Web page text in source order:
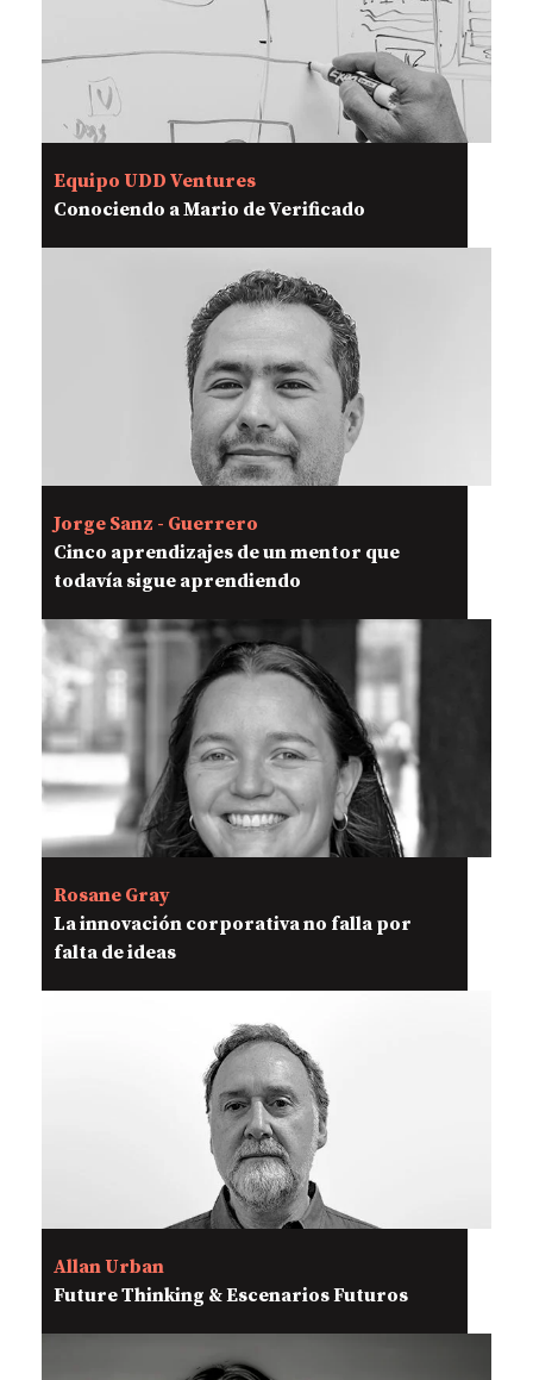
Equipo UDD Ventures
Conociendo a Mario de Verificado
Jorge Sanz - Guerrero
Cinco aprendizajes de un mentor que
todavía sigue aprendiendo
Rosane Gray
La innovación corporativa no falla por
falta de ideas
Allan Urban
Future Thinking & Escenarios Futuros